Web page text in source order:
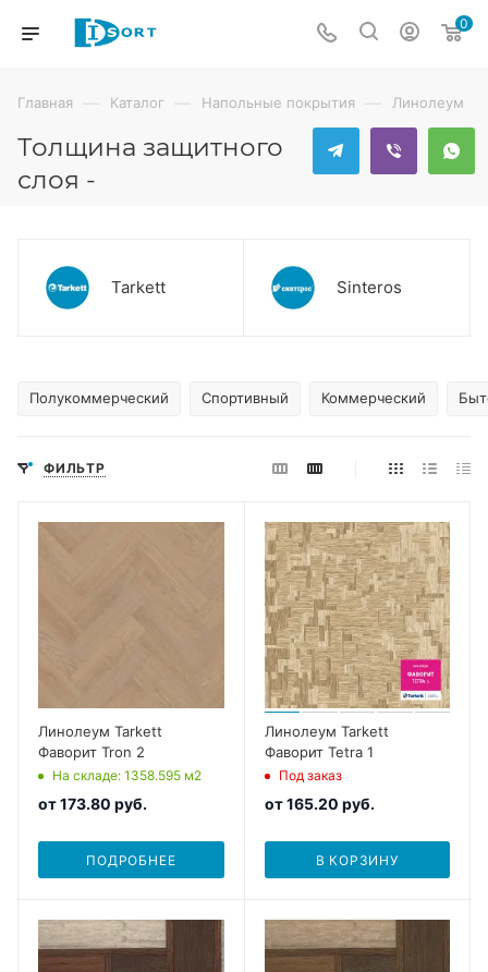
0
Главная — Каталог — Напольные покрытия — Линолеум
Толщина защитного
слоя -
Tarkett Sinteros
Полукоммерческий Спортивный Коммерческий
ФИЛЬТР
Линолеум Tarkett
Фаворит Tron 2
На складе: 1358.595 м2
от173.80 руб.
ПОДРОБНЕЕ
Линолеум Tarkett
Фаворит Tetra 1
Под заказ
от165.20 руб.
В КОРЗИНУ